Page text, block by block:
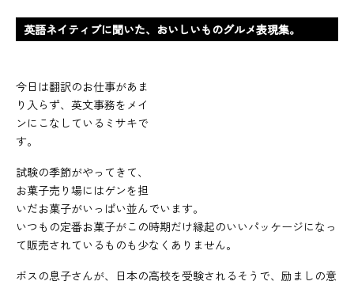
英語ネイティブに聞いた、おいしいものグルメ表現集。
今日は翻訳のお仕事があま
り入らず、英文事務をメイ
ンにこなしているミサキで
す。
試験の季節がやってきて、
お菓子売り場にはゲンを担
いだお菓子がいっぱい並んでいます。
いつもの定番お菓子がこの時期だけ縁起のいいパッケージになっ
て販売されているものも少なくありません。
ボスの息子さんが、日本の高校を受験されるそうで、励ましの意